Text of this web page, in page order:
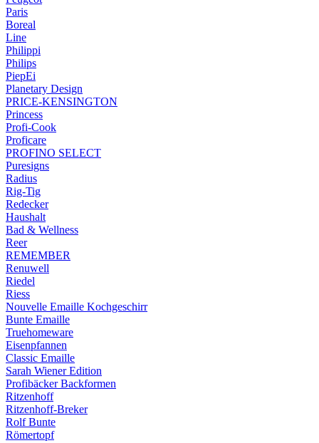
Paris
Boreal
Line
Philippi
Philips
PiepEi
Planetary Design
PRICE-KENSINGTON
Princess
Profi-Cook
Proficare
PROFINO SELECT
Puresigns
Radius
Rig-Tig
Redecker
Haushalt
Bad & Wellness
Reer
REMEMBER
Renuwell
Riedel
Riess
Nouvelle Emaille Kochgeschirr
Bunte Emaille
Truehomeware
Eisenpfannen
Classic Emaille
Sarah Wiener Edition
Profibäcker Backformen
Ritzenhoff
Ritzenhoff-Breker
Rolf Bunte
Römertopf